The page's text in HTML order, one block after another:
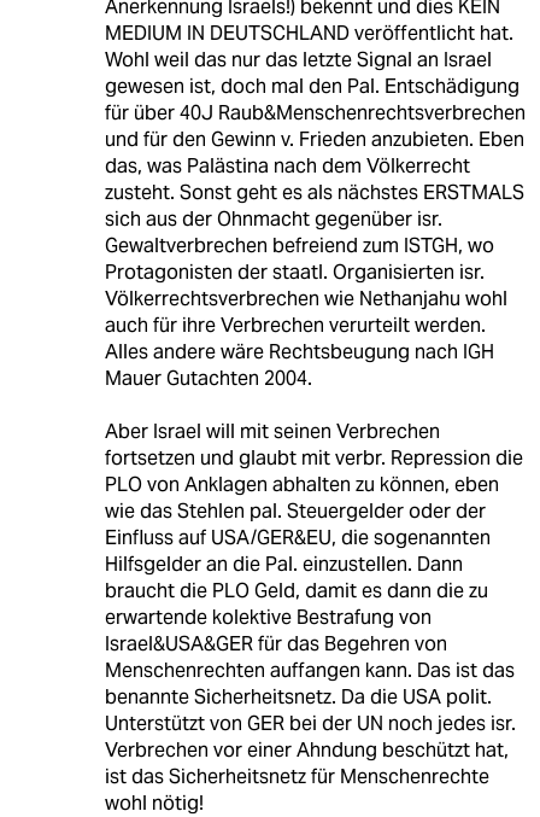
Anerkennung Israels!) bekennt und dies KEIN
MEDIUM IN DEUTSCHLAND veröffentlicht hat.
Wohl weil das nur das letzte Signal an Israel
gewesen ist, doch mal den Pal. Entschädigung
für über 40J Raub&Menschenrechtsverbrechen
und für den Gewinn v. Frieden anzubieten. Eben
das, was Palästina nach dem Völkerrecht
zusteht. Sonst geht es als nächstes ERSTMALS
sich aus der Ohnmacht gegenüber isr.
Gewaltverbrechen befreiend zum ISTGH, wo
Protagonisten der staatl. Organisierten isr.
Völkerrechtsverbrechen wie Nethanjahu wohl
auch für ihre Verbrechen verurteilt werden.
Alles andere wäre Rechtsbeugung nach IGH
Mauer Gutachten 2004.
Aber Israel will mit seinen Verbrechen
fortsetzen und glaubt mit verbr. Repression die
PLO von Anklagen abhalten zu können, eben
wie das Stehlen pal. Steuergelder oder der
Einfluss auf USA/GER&EU, die sogenannten
Hilfsgelder an die Pal. einzustellen. Dann
braucht die PLO Geld, damit es dann die zu
erwartende kolektive Bestrafung von
Israel&USA&GER für das Begehren von
Menschenrechten auffangen kann. Das ist das
benannte Sicherheitsnetz. Da die USA polit.
Unterstützt von GER bei der UN noch jedes isr.
Verbrechen vor einer Ahndung beschützt hat,
ist das Sicherheitsnetz für Menschenrechte
wohl nötig!